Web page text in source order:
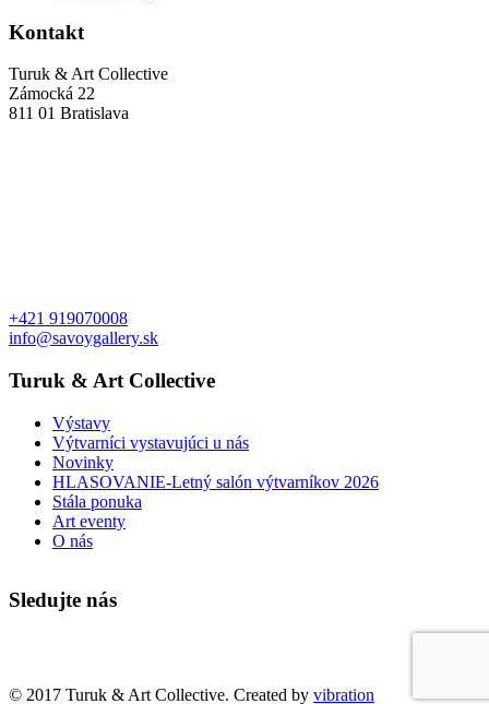
Kontakt
Turuk & Art Collective
Zámocká 22
811 01 Bratislava
+421 919070008
info@savoygallery.sk
Turuk & Art Collective
Výstavy
Výtvarníci vystavujúci u nás
Novinky
HLASOVANIE-Letný salón výtvarníkov 2026
Stála ponuka
Art eventy
O nás
Sledujte nás
© 2017 Turuk & Art Collective. Created by vibration